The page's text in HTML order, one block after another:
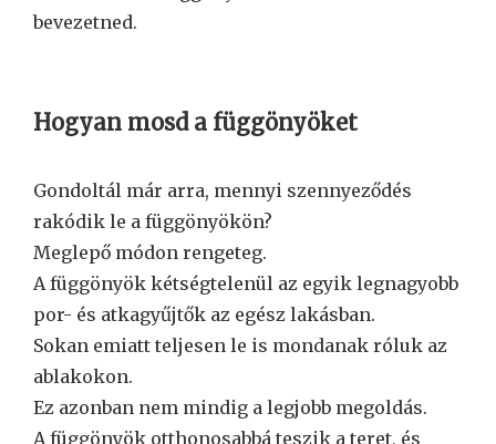
bevezetned.
Hogyan mosd a függönyöket
Gondoltál már arra, mennyi szennyeződés
rakódik le a függönyökön?
Meglepő módon rengeteg.
A függönyök kétségtelenül az egyik legnagyobb
por- és atkagyűjtők az egész lakásban.
Sokan emiatt teljesen le is mondanak róluk az
ablakokon.
Ez azonban nem mindig a legjobb megoldás.
A függönyök otthonosabbá teszik a teret, és